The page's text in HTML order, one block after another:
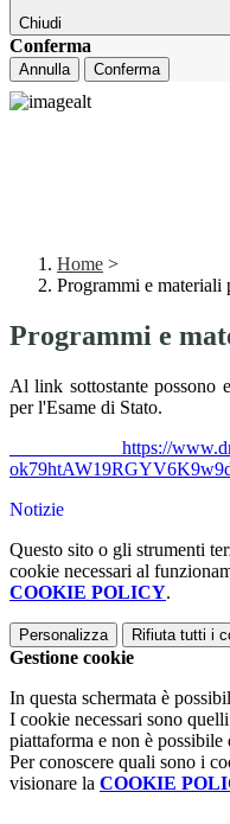
Chiudi
Conferma
Annulla Conferma
Home >
Programmi e materiali
Programmi e
Al link sottostante possono
per l'Esame di Stato.
https://
Notizie
Questo sito o gli strumenti
cookie necessari al
COOKIE POLICY.
Personalizza Rifiuta tutti i
Gestione cookie
In questa schermata è
I cookie necessari sono
piattaforma e non è
Per conoscere quali sono i
visionare la COOKIE